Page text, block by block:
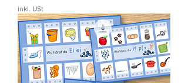
inkl. USt